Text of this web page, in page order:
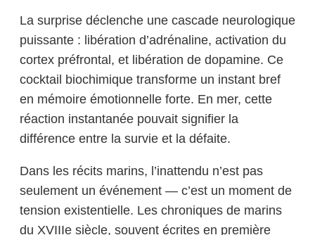
La surprise déclenche une cascade neurologique
puissante : libération d’adrénaline, activation du
cortex préfrontal, et libération de dopamine. Ce
cocktail biochimique transforme un instant bref
en mémoire émotionnelle forte. En mer, cette
réaction instantanée pouvait signifier la
différence entre la survie et la défaite.
Dans les récits marins, l’inattendu n’est pas
seulement un événement — c’est un moment de
tension existentielle. Les chroniques de marins
du XVIIIe siècle, souvent écrites en première